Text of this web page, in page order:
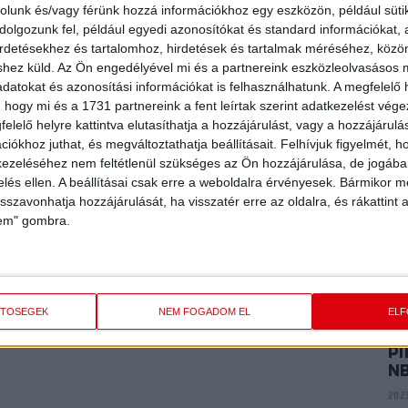
és/vagy férünk hozzá információkhoz egy eszközön, például
fel, például egyedi azonosítókat és standard információkat,
és tartalomhoz, hirdetések és tartalmak méréséhez,
küld. Az Ön engedélyével mi és a partnereink eszközleolvasásos
és azonosítási információkat is felhasználhatunk. A megfelelő
hogy mi és a 1731 partnereink a fent leírtak szerint adatkezelést
helyre kattintva elutasíthatja a hozzájárulást, vagy a
juthat, és megváltoztathatja beállításait. Felhívjuk figyelmét,
nem feltétlenül szükséges az Ön hozzájárulása, de
ellen. A beállításai csak erre a weboldalra érvényesek. Bármikor
hozzájárulását, ha visszatér erre az oldalra, és rákattint
gombra.
NEM FOGADOM EL
Szabó Edina) elleni találkozó, ezúttal Cseri nélkül,
egyszer volt eredményes, 35–13 a végeredmény. A
ezt is megnyerte a magyar válogatott 30–26-ra, így
Anna kettő, Makó Zoé egy találatot jegyzett, Kostyó
július 6-16 között megrendezendő U19-es Európa-